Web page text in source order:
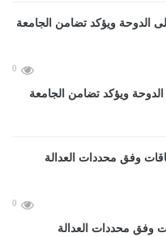
0
الدوحة ويؤكد تضامن الجامعة
0
وفق محددات العدالة